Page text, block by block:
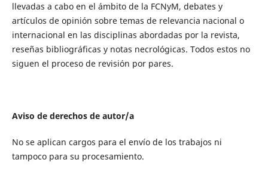
llevadas a cabo en el ámbito de la FCNyM, debates y
artículos de opinión sobre temas de relevancia nacional o
internacional en las disciplinas abordadas por la revista,
reseñas bibliográficas y notas necrológicas. Todos estos no
siguen el proceso de revisión por pares.
Aviso de derechos de autor/a
No se aplican cargos para el envío de los trabajos ni
tampoco para su procesamiento.